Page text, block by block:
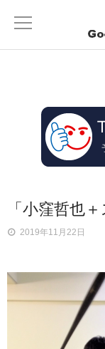
「小窪哲也
2019年11月22日